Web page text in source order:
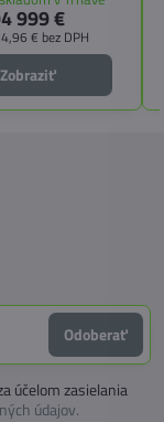
získate maximálnu
pohodlie a
inovácie. Ideálna
ktorí hľadajú luxus,
slobodu na cestách.
999 €
€ bez DPH
Zobraziť
Odoberať
účelom zasielania
údajov.